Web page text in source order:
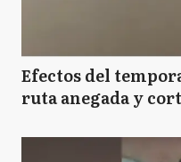
Efectos del
ruta anegada y